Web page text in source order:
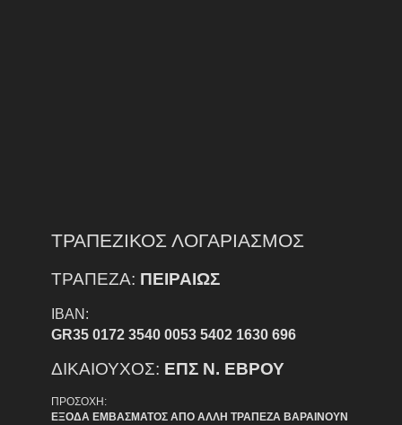
ΤΡΑΠΕΖΙΚΟΣ ΛΟΓΑΡΙΑΣΜΟΣ
ΤΡΑΠΕΖΑ: ΠΕΙΡΑΙΩΣ
IBAN:
GR35 0172 3540 0053 5402 1630 696
ΔΙΚΑΙΟΥΧΟΣ: ΕΠΣ Ν. ΕΒΡΟΥ
ΠΡΟΣΟΧΗ:
ΕΞΟΔΑ ΕΜΒΑΣΜΑΤΟΣ ΑΠΟ ΑΛΛΗ ΤΡΑΠΕΖΑ ΒΑΡΑΙΝΟΥΝ